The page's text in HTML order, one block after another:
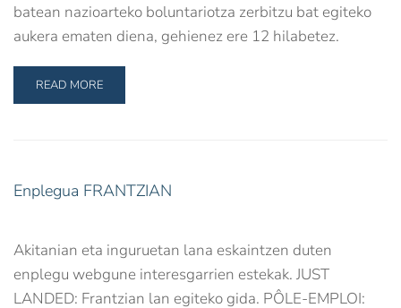
batean nazioarteko boluntariotza zerbitzu bat egiteko
aukera ematen diena, gehienez ere 12 hilabetez.
READ MORE
Enplegua FRANTZIAN
Akitanian eta inguruetan lana eskaintzen duten
enplegu webgune interesgarrien estekak. JUST
LANDED: Frantzian lan egiteko gida. PÔLE-EMPLOI: